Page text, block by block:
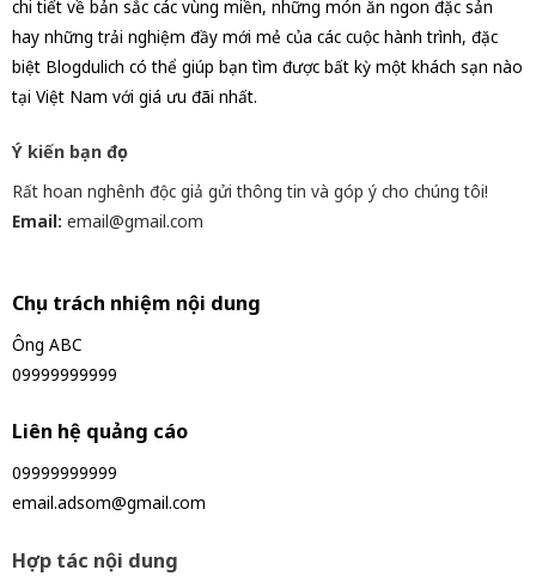
chi tiết về bản sắc các vùng miền, những món ăn ngon đặc sản
hay những trải nghiệm đầy mới mẻ của các cuộc hành trình, đặc
biệt Blogdulich có thể giúp bạn tìm được bất kỳ một khách sạn nào
tại Việt Nam với giá ưu đãi nhất.
Ý kiến bạn đọc
Rất hoan nghênh độc giả gửi thông tin và góp ý cho chúng tôi!
Email: email@gmail.com
Chịu trách nhiệm nội dung
Ông ABC
09999999999
Liên hệ quảng cáo
09999999999
email.adsom@gmail.com
Hợp tác nội dung